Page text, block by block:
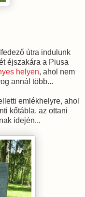
útra indulunk
éjszakára a Piusa
helyen, ahol nem
annál több...
emlékhelyre, ahol
kőtábla, az ottani
idején...